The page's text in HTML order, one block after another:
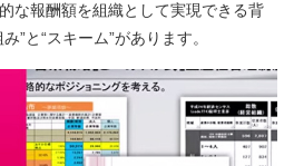
な報酬額を組織として実現できる背
”と“スキーム”があります。